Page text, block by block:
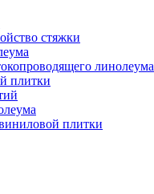
стяжки
линолеума
плитки
плитки